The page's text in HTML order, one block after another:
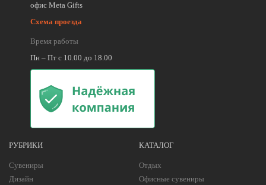
офис Meta Gifts
Схема проезда
Время работы
Пн – Пт с 10.00 до 18.00
РУБРИКИ
Сувениры
Дизайн
КАТАЛОГ
Отдых
Офисные сувениры